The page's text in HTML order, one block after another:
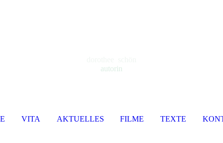
autorin
VITA AKTUELLES FILME TEXTE